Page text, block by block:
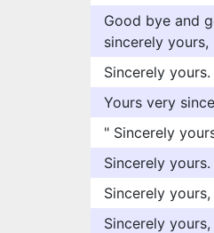
Good bye and
sincerely yours,
Sincerely yours.
Yours very
" Sincerely
Sincerely yours.
Sincerely
Sincerely